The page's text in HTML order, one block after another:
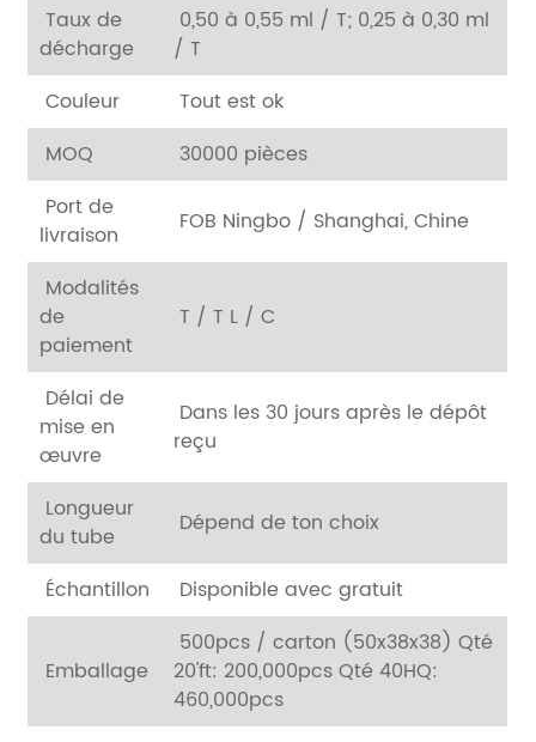
Taux de
décharge
0,50 à 0,55 ml / T; 0,25 à 0,30 ml
/ T
Couleur
Tout est ok
MOQ
30000 pièces
Port de
livraison
FOB Ningbo / Shanghai, Chine
Modalités
de
paiement
T / T L / C
Délai de
mise en
œuvre
Dans les 30 jours après le dépôt
reçu
Longueur
du tube
Dépend de ton choix
Échantillon Disponible avec gratuit
Emballage
500pcs / carton (50x38x38) Qté
20'ft: 200,000pcs Qté 40HQ:
460,000pcs